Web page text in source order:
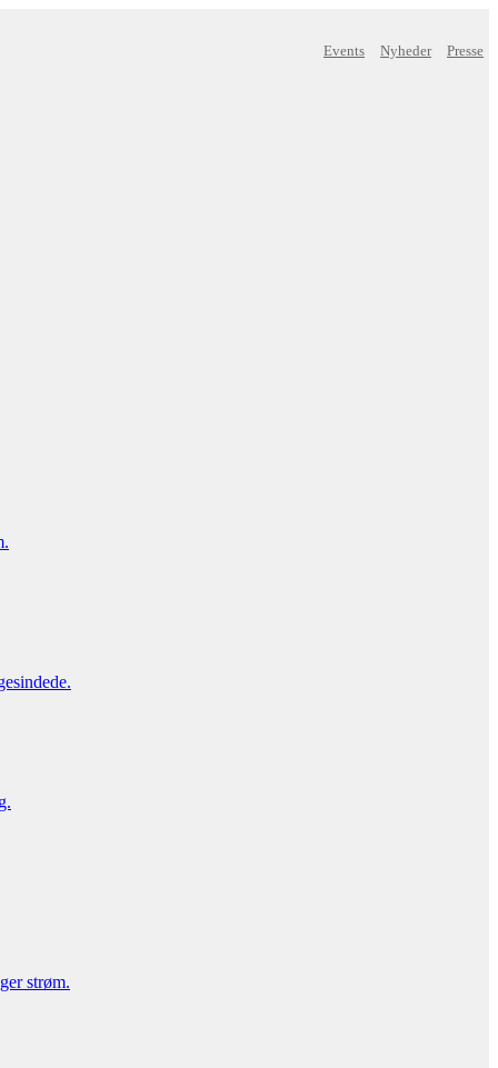
Events Nyheder Presse
strøm.